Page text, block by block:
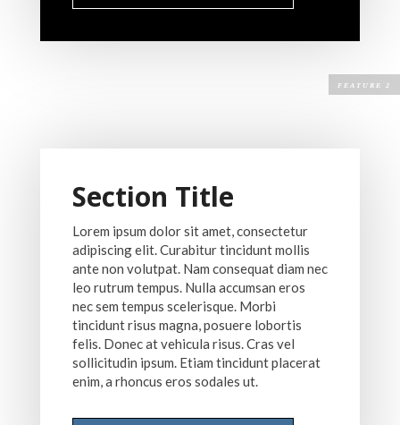
Section Title
Lorem ipsum dolor sit amet, consectetur
adipiscing elit. Curabitur tincidunt mollis
ante non volutpat. Nam consequat diam nec
leo rutrum tempus. Nulla accumsan eros
nec sem tempus scelerisque. Morbi
tincidunt risus magna, posuere lobortis
felis. Donec at vehicula risus. Cras vel
sollicitudin ipsum. Etiam tincidunt placerat
enim, a rhoncus eros sodales ut.